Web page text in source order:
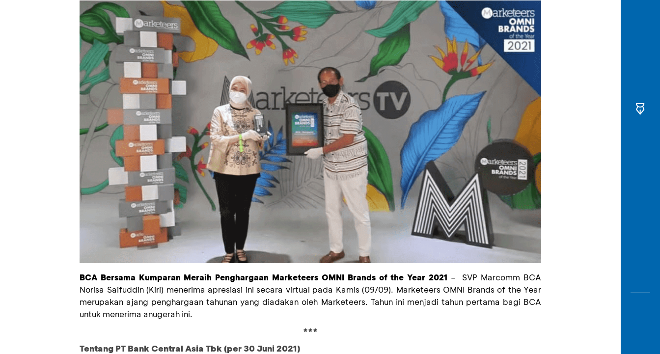
BCA Bersama Kumparan Meraih Penghargaan Marketeers OMNI Brands of the Year 2021 – SVP Marcomm BCA
Norisa Saifuddin(Kiri) menerima apresiasi ini secara virtual pada Kamis (09/09). Marketeers OMNI Brands of the Year
merupakan ajang penghargaantahunan yang diadakan oleh Marketeers. Tahun ini menjadi tahun pertama bagi BCA
untuk menerima anugerah ini.
***
Tentang PT Bank Central Asia Tbk (per 30 Juni 2021)